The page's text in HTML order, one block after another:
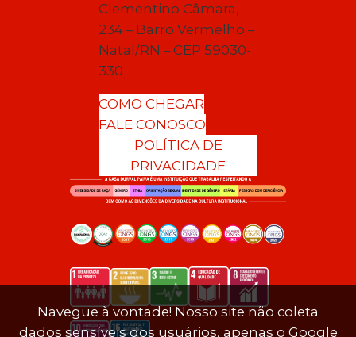
Clementino Câmara,
234 – Barro Vermelho –
Natal/RN – CEP 59030-
330
COMO CHEGAR
FALE CONOSCO
POLÍTICA DE
PRIVACIDADE
Navegue à vontade! Nosso site não coleta
dados sensíveis dos usuários, apenas o Google